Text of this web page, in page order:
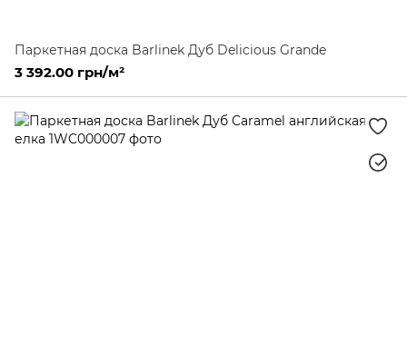
Паркетная доска Barlinek Дуб Delicious Grande
3 392.00 грн/м²